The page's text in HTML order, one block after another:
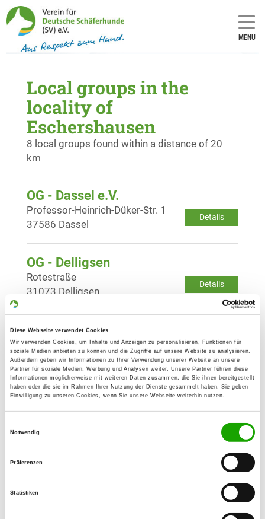
Diese Webseite verwendet Cookies
Wir verwenden Cookies, um Inhalte und Anzeigen zu personalisieren, Funktionen für
soziale Medien anbieten zu können und die Zugriffe auf unsere Website zu analysieren.
Außerdem geben wir Informationen zu Ihrer Verwendung unserer Website an unsere
Partner für soziale Medien, Werbung und Analysen weiter. Unsere Partner führen diese
Informationen möglicherweise mit weiteren Daten zusammen, die Sie ihnen bereitgestellt
haben oder die sie im Rahmen Ihrer Nutzung der Dienste gesammelt haben. Sie geben
Einwilligung zu unseren Cookies, wenn Sie unsere Webseite weiterhin nutzen.
Notwendig
Präferenzen
Statistiken
MENU
Local groups in the
locality of
Eschershausen
8 local groups found within a distance of 20
km
OG - Dassel e.V.
Details
Professor-Heinrich-Düker-Str. 1
37586 Dassel
OG - Delligsen
Details
Rotestraße
31073 Delligsen
OG - Einbeck
Details
Walkemühlenweg 41
37574 Einbeck
OG - Einbeck-Land v. 1967
Ivenstraße
OG - Hohenbüchen
Details
31073 Hohenbüchen